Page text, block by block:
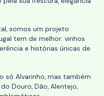
somos um projeto
tem de melhor: vinhos
e histórias únicas de
só Alvarinho, mas também
Douro, Dão, Alentejo,